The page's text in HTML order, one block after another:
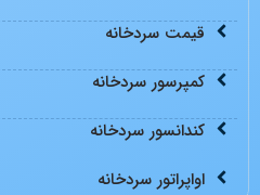
قیمت سردخانه
کمپرسور سردخانه
کندانسور سردخانه
اواپراتور سردخانه